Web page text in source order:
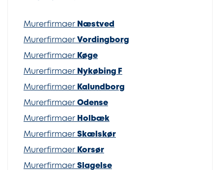
Murerfirmaer Næstved
Murerfirmaer Vordingborg
Murerfirmaer Køge
Murerfirmaer Nykøbing F
Murerfirmaer Kalundborg
Murerfirmaer Odense
Murerfirmaer Holbæk
Murerfirmaer Skælskør
Murerfirmaer Korsør
Murerfirmaer Slagelse